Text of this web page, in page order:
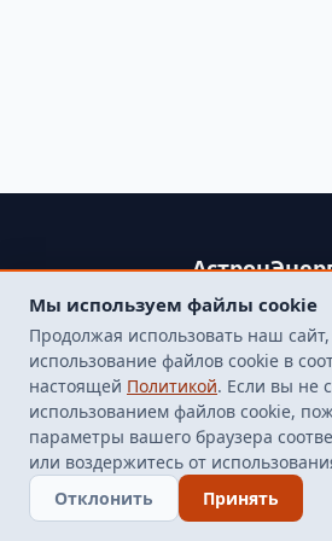
+79250499357 ,
107564, г. Москва, пр-д Погонный,
Бесплатная доставка до
компанией в
© 2026 Все права
Мы используем файлы cookie
Продолжая использовать наш
использование файлов cookie в
настоящей Политикой. Если вы не
использованием файлов cookie,
параметры вашего браузера
или воздержитесь от
Отклонить
Принять